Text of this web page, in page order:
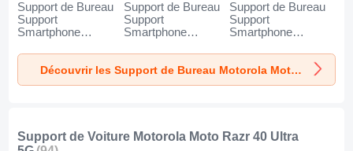
Support de Bureau
Support
Smartphone
Motorola Moto
Razr 40 Ultra 5G
Argent
Support de Bureau
Support
Smartphone
Motorola Moto
Razr 40 Ultra 5G
Blanc
Support de Bureau
Support
Smartphone
Motorola Moto
Razr 40 Ultra 5G
Noir
Découvrir les Support de Bureau Motorola Moto Razr 40 Ultra 5G
Support de Voiture Motorola Moto Razr 40 Ultra